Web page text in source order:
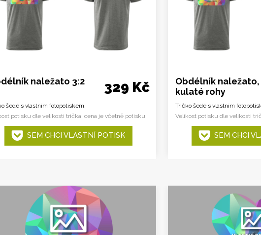
naležato 3:2 329 Kč
šedé s vlastním fotopotiskem.
potisku dle velikosti trička, cena je včetně potisku.
SEM CHCI VLASTNÍ POTISK
Obdélník naležato,
kulaté rohy
Tričko šedé s vlastním
Velikost potisku dle velikosti
SEM CHCI